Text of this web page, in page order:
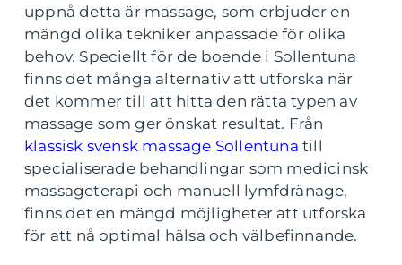
uppnå detta är massage, som erbjuder en
mängd olika tekniker anpassade för olika
behov. Speciellt för de boende i Sollentuna
finns det många alternativ att utforska när
det kommer till att hitta den rätta typen av
massage som ger önskat resultat. Från
klassisk svensk massage Sollentuna till
specialiserade behandlingar som medicinsk
massageterapi och manuell lymfdränage,
finns det en mängd möjligheter att utforska
för att nå optimal hälsa och välbefinnande.